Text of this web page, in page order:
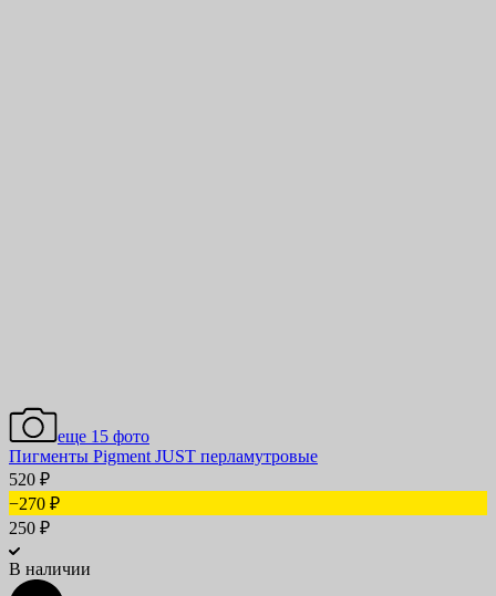
еще 15 фото
Пигменты Pigment JUST перламутровые
520 ₽
−270 ₽
250 ₽
В наличии